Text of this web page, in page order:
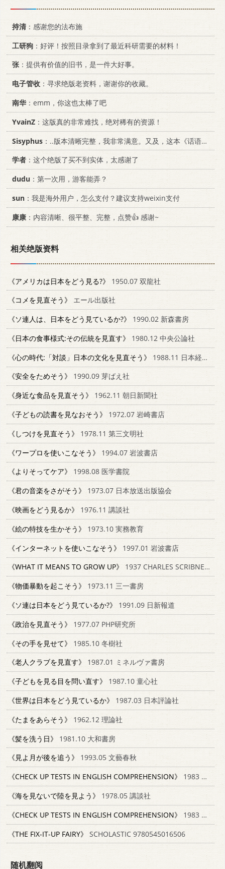
持清：感谢您的法布施
工研狗 ：好评！按照目录拿到了最近科研需要的材料！
张：提供有价值的旧书，是一件大好事。
电子管收 ：寻求绝版老资料，谢谢你的收藏。
南华 ：emm，你这也太棒了吧
YvainZ ：这版真的非常难找，绝对稀有的资源！
Sisyphus ：..版本清晰完整，我非常满意。又及，这本《话语的真相》...
学者 ：这个绝版了买不到实体，太感谢了
dudu ：第一次用，游客能弄？
sun ：我是海外用户，怎么支付？建议支持weixin支付
康康 ：内容清晰、很平整、完整，点赞👍 感谢~
相关绝版资料
《アメリカは日本をどう見る?》
1950.07 双龍社
《コメを見直そう》
エール出版社
《ソ連人は、日本をどう見ているか?》
1990.02 新森書房
《日本の食事様式:その伝統を見直す》
1980.12 中央公論社
《心の時代:「対談」日本の文化を見直そう》
1988.11 日本経済新聞社
《安全をためそう》
1990.09 芽ばえ社
《身近な食品を見直そう》
1962.11 朝日新聞社
《子どもの読書を見なおそう》
1972.07 岩崎書店
《しつけを見直そう》
1978.11 第三文明社
《ワープロを使いこなそう》
1994.07 岩波書店
《よりそってケア》
1998.08 医学書院
《君の音楽をさがそう》 1973.07 日本放送出版協会
《映画をどう見るか》
1976.11 講談社
《絵の特技を生かそう》
1973.10 実務教育
《インターネットを使いこなそう》
1997.01 岩波書店
《WHAT IT MEANS TO GROW UP》
1937 CHARLES SCRIBNER'S SONS
《物価暴動を起こそう》
1973.11 三一書房
《ソ連は日本をどう見ているか?》
1991.09 日新報道
《政治を見直そう》
1977.07 PHP研究所
《その手を見せて》
1985.10 冬樹社
《老人クラブを見直す》
1987.01 ミネルヴァ書房
《子どもを見る目を問い直す》
1987.10 童心社
《世界は日本をどう見ているか》
1987.03 日本評論社
《たまをあらそう》
1962.12 理論社
《髪を洗う日》
1981.10 大和書房
《見よ月が後を追う》
1993.05 文藝春秋
《CHECK UP TESTS IN ENGLISH COMPREHENSION》
1983 MACMILLAN
《海を見ないで陸を見よう》
1978.05 講談社
《CHECK UP TESTS IN ENGLISH COMPREHENSION》
1983 MACMILLAN 0333288637
《THE FIX-IT-UP FAIRY》
SCHOLASTIC 9780545016506
随机翻阅